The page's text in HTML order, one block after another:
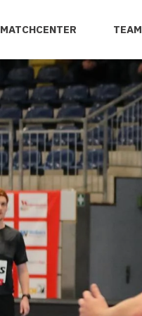
MATCHCENTER TEAM